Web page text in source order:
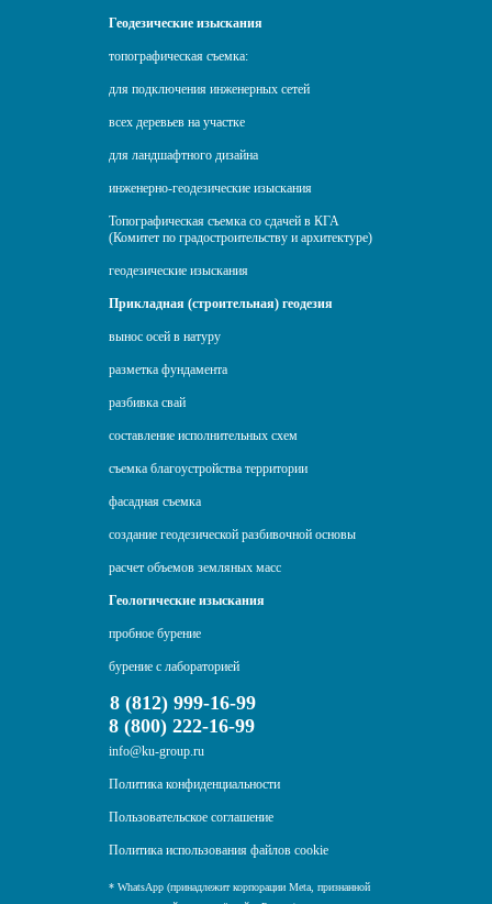
Геодезические изыскания
топографическая съемка:
для подключения инженерных сетей
всех деревьев на участке
для ландшафтного дизайна
инженерно-геодезические изыскания
Топографическая съемка со сдачей в КГА
(Комитет по градостроительству и архитектуре)
геодезические изыскания
Прикладная (строительная) геодезия
вынос осей в натуру
разметка фундамента
разбивка свай
составление исполнительных схем
съемка благоустройства территории
фасадная съемка
создание геодезической разбивочной основы
расчет объемов земляных масс
Геологические изыскания
пробное бурение
бурение с лабораторией
8 (812) 999-16-99
8 (800) 222-16-99
info@ku-group.ru
Политика конфиденциальности
Пользовательское соглашение
Политика использования файлов cookie
* WhatsApp (принадлежит корпорации Meta, признанной